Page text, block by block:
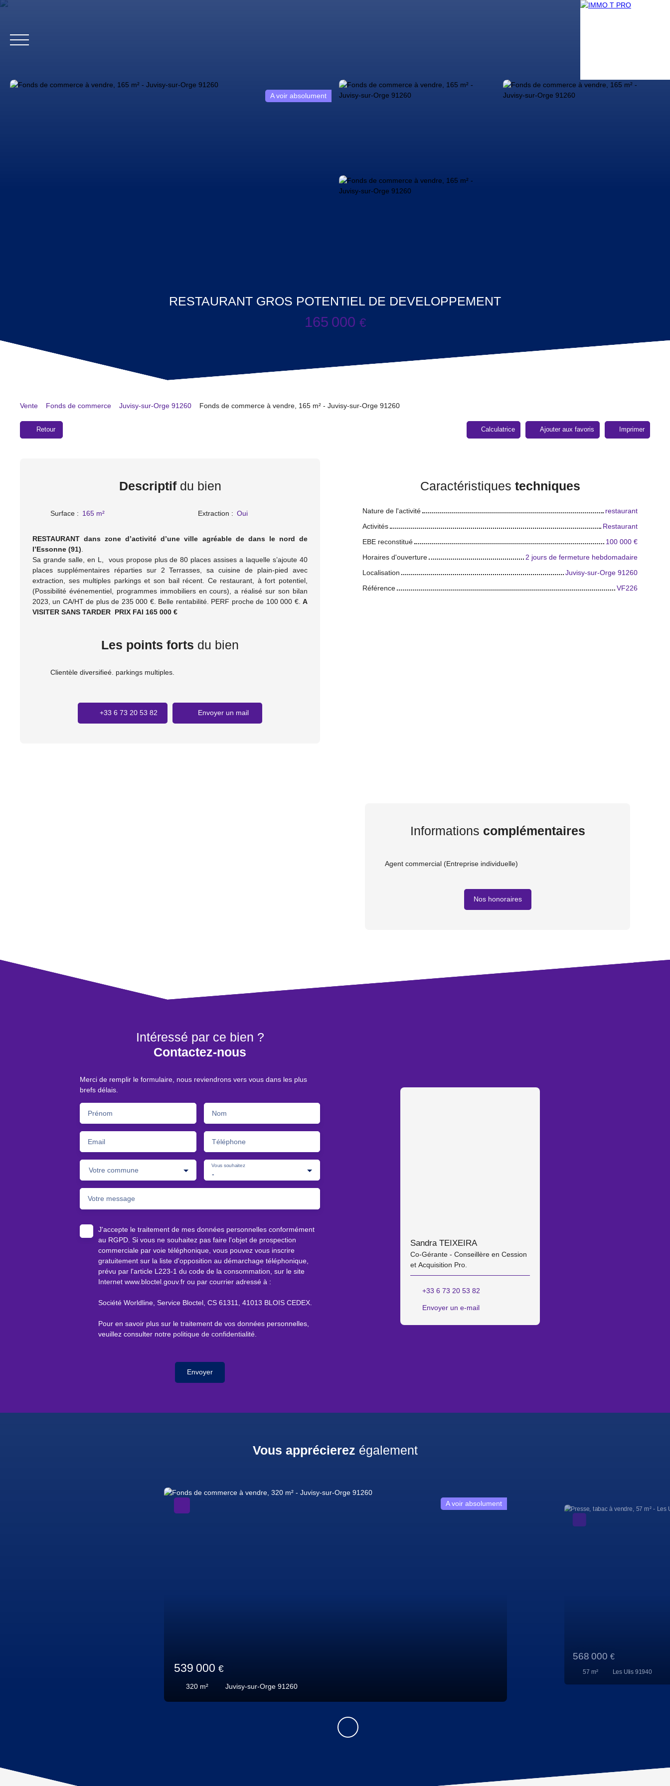
A voir absolument
RESTAURANT GROS POTENTIEL DE DEVELOPPEMENT
165 000 €
Vente Fonds de commerce Juvisy-sur-Orge 91260 Fonds de commerce à vendre, 165 m² - Juvisy-sur-Orge 91260
Retour Calculatrice Ajouter aux favoris Imprimer
Descriptifdu bien
Surface : 165 m² Extraction : Oui
RESTAURANT dans zone d’activité d’une ville agréable de dans le nord de
l’Essonne (91)
Sa grande salle, en L, vous propose plus de 80 places assises a laquelle s’ajoute 40
places supplémentaires réparties sur 2 Terrasses, sa cuisine de plain-pied avec
extraction, ses multiples parkings et son bail récent. Ce restaurant, à fort potentiel,
(Possibilité événementiel, programmes immobiliers en cours), a réalisé sur son bilan
2023, un CA/HT de plus de 235 000 €. Belle rentabilité. PERF proche de 100 000 €. A
VISITER SANS TARDER PRIX FAI 165 000 €
Les points forts du bien
Clientèle diversifieé. parkings multiples.
+33 6 73 20 53 82 Envoyer un mail
Caractéristiques techniques
Nature de l'activité
restaurant
Activités
Restaurant
EBE reconstitué
100 000 €
Horaires d'ouverture
2 jours de fermeture hebdomadaire
Localisation
Juvisy-sur-Orge 91260
Référence
VF226
Informations complémentaires
Agent commercial (Entreprise individuelle)
Nos honoraires
Intéressé par ce bien ?
Contactez-nous
Merci de remplir le formulaire, nous reviendrons vers vous dans les plus
brefs délais.
Prénom Nom
Email Téléphone
Votre commune -
Vous souhaitez
Votre message
J'accepte le traitement de mes données personnelles conformément
au RGPD. Si vous ne souhaitez pas faire l'objet de prospection
commerciale par voie téléphonique, vous pouvez vous inscrire
gratuitement sur la liste d'opposition au démarchage téléphonique,
prévu par l'article L223-1 du code de la consommation, sur le site
Internet www.bloctel.gouv.fr ou par courrier adressé à :
Société Worldline, Service Bloctel, CS 61311, 41013 BLOIS CEDEX.
Pour en savoir plus sur le traitement de vos données personnelles,
veuillez consulter notre politique de confidentialité
Envoyer
Sandra TEIXEIRA
Co-Gérante - Conseillère en Cession
et Acquisition Pro.
+33 6 73 20 53 82
Envoyer un e-mail
Vous apprécierez également
568 000€
57m² Les Ulis 91940
A voir absolument
44 000€
70m² Massy 91300